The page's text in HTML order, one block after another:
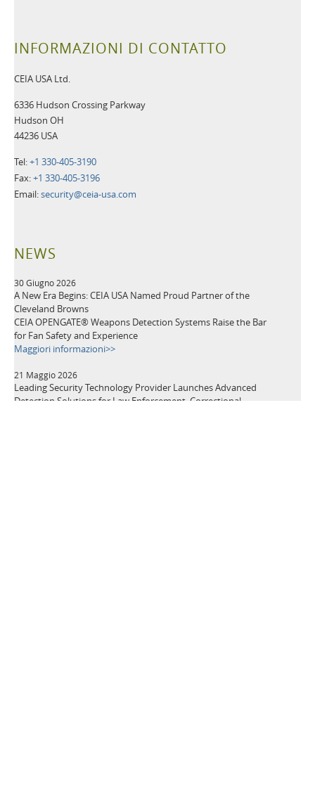
INFORMAZIONI DI CONTATTO
CEIA USA Ltd.
6336 Hudson Crossing Parkway
Hudson OH
44236 USA
Tel:+1 330-405-3190
Fax:+1 330-405-3196
Email:security@ceia-usa.com
NEWS
30 Giugno 2026
A New Era Begins: CEIA USA Named Proud Partner of the
Cleveland Browns
CEIA OPENGATE® Weapons Detection Systems Raise the Bar
for Fan Safety and Experience
Maggiori informazioni>>
21 Maggio 2026
Leading Security Technology Provider Launches Advanced
Detection Solutions for Law Enforcement, Correctional,